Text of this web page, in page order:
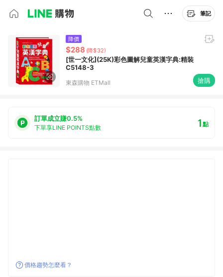
筆記
降價
$288 (降$32)
[世一文化](25K)彩色圖解兒童英漢字典:精裝
C5148-3
東森購物 ETMall 搶購
訂單成立賺0.5%
下單享LINE POINTS點數 1點
價格趨勢怎麼看？